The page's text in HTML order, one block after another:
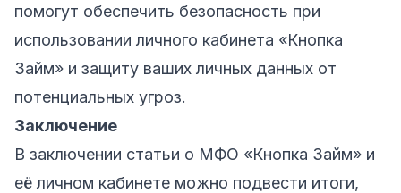
помогут обеспечить безопасность при
использовании личного кабинета «Кнопка
Займ» и защиту ваших личных данных от
потенциальных угроз.
Заключение
В заключении статьи о МФО «Кнопка Займ» и
её личном кабинете можно подвести итоги,